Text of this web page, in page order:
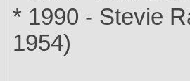
* 1990 - Stevie
1954)